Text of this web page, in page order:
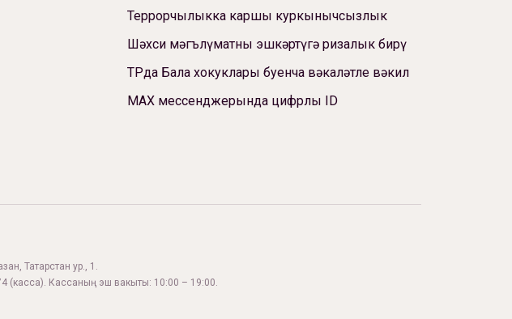
Террорчылыкка каршы куркынычсызлык
Шәхси мәгълүматны эшкәртүгә ризалык бирү
ТРда Бала хокуклары буенча вәкаләтле вәкил
МАХ мессенджерында цифрлы ID
Татарстан ур., 1.
(касса). Кассаның эш вакыты: 10:00 – 19:00.